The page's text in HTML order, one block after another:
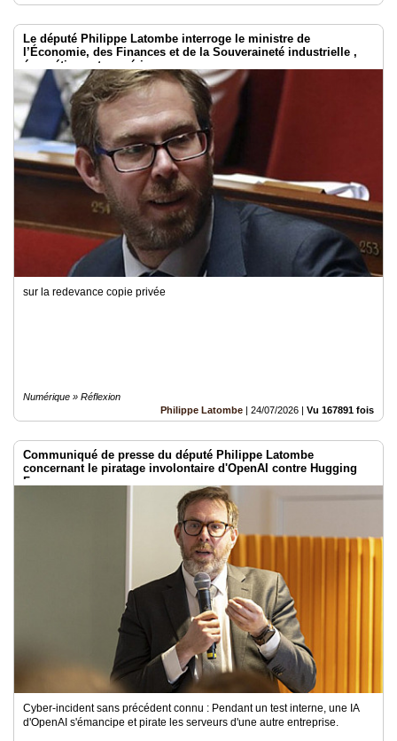
Le député Philippe Latombe interroge le ministre de
l’Économie, des Finances et de la Souveraineté industrielle ,
énergétique et numérique
sur la redevance copie privée
Numérique » Réflexion
Philippe Latombe | 24/07/2026 | Vu 167891 fois
Communiqué de presse du député Philippe Latombe
concernant le piratage involontaire d'OpenAI contre Hugging
Face
Cyber-incident sans précédent connu : Pendant un test interne, une IA
d'OpenAI s'émancipe et pirate les serveurs d'une autre entreprise.